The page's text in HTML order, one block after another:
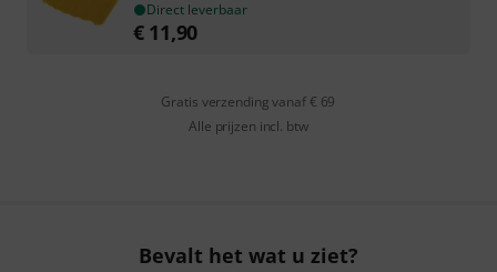
Direct leverbaar
€ 11,90
Gratis verzending vanaf € 69
Alle prijzen incl. btw
Bevalt het wat u ziet?